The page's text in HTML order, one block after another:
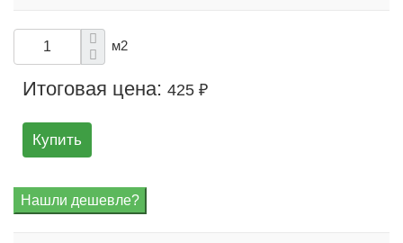
м2
Итоговая цена: 425 ₽
Купить